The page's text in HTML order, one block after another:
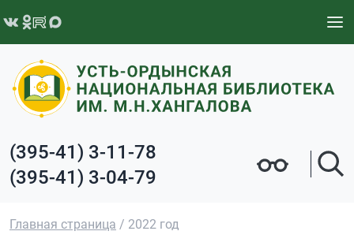
(395-41) 3-11-78
(395-41) 3-04-79
Главная страница / 2022 год